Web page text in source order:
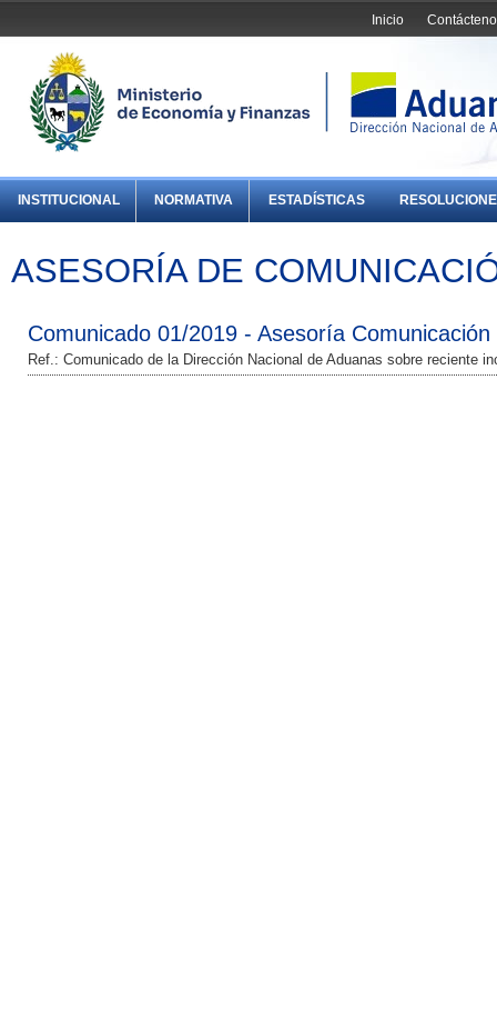
Inicio
INSTITUCIONAL NORMATIVA ESTADÍSTICAS
ASESORÍA DE
Comunicado 01/2019 - Asesoría
Ref.: Comunicado de la Dirección Nacional de Aduanas sobre reciente